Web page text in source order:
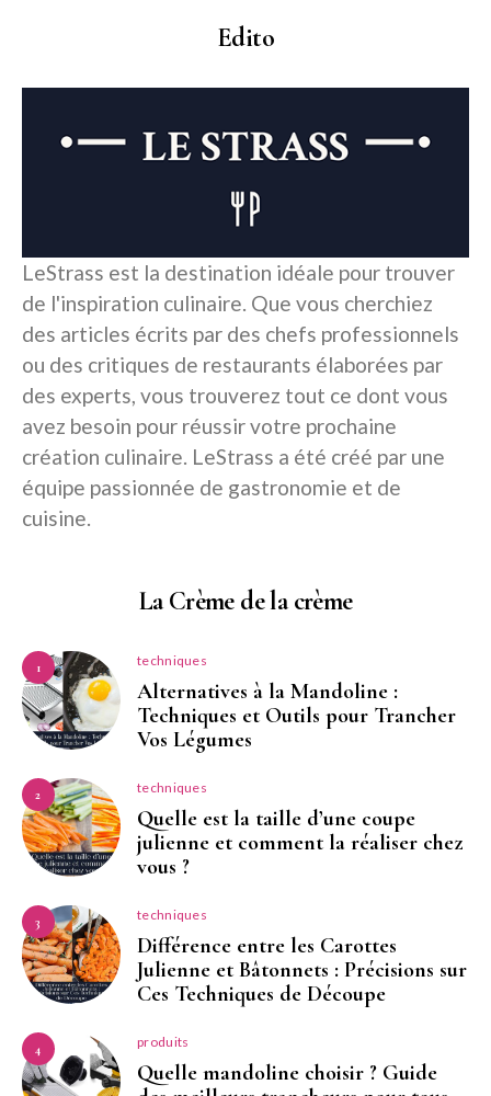
Edito
LeStrass est la destination idéale pour trouver
de l'inspiration culinaire. Que vous cherchiez
des articles écrits par des chefs professionnels
ou des critiques de restaurants élaborées par
des experts, vous trouverez tout ce dont vous
avez besoin pour réussir votre prochaine
création culinaire. LeStrass a été créé par une
équipe passionnée de gastronomie et de
cuisine.
La Crème de la crème
1 techniques
Alternatives à la Mandoline :
Techniques et Outils pour Trancher
Vos Légumes
2 techniques
Quelle est la taille d’une coupe
julienne et comment la réaliser chez
vous ?
3 techniques
Différence entre les Carottes
Julienne et Bâtonnets : Précisions sur
Ces Techniques de Découpe
4 produits
Quelle mandoline choisir ? Guide